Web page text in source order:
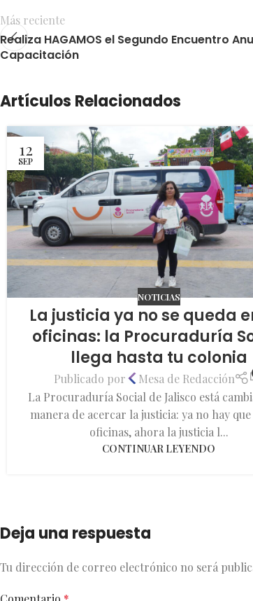
Más reciente
Realiza HAGAMOS el Segundo Encuentro
Capacitación
Artículos Relacionados
12
SEP
NOTICIAS
La justicia ya no se queda
oficinas: la Procuraduría
llega hasta tu colonia
Publicado por Mesa de Redacción
La Procuraduría Social de Jalisco está
manera de acercar la justicia: ya no hay
oficinas, ahora la justicia l...
CONTINUAR LEYENDO
Deja una respuesta
Tu dirección de correo electrónico no será